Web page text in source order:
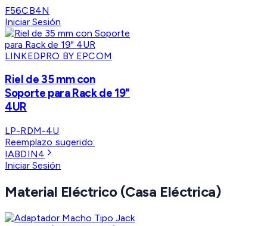
F56CB4N
Iniciar Sesión
LINKEDPRO BY EPCOM
Riel de 35 mm con
Soporte para Rack de 19"
4UR
LP-RDM-4U
Reemplazo sugerido:
IABDIN4
Iniciar Sesión
Material Eléctrico (Casa Eléctrica)